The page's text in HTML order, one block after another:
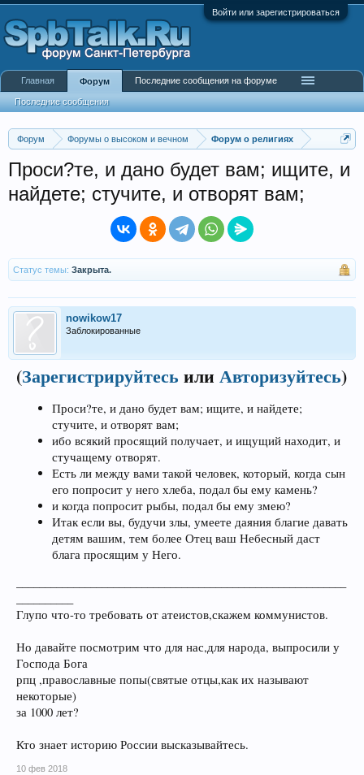
Войти или зарегистрироваться
Форум Форумы о высоком и вечном Форум о религиях
Проси?те, и дано будет вам; ищите, и
найдете; стучите, и отворят вам;
Статус темы: Закрыта.
nowikow17
Заблокированные
(Зарегистрируйтесь или Авторизуйтесь)
Проси?те, и дано будет вам; ищите, и найдете;
стучите, и отворят вам;
ибо всякий просящий получает, и ищущий находит, и
стучащему отворят.
Есть ли между вами такой человек, который, когда сын
его попросит у него хлеба, подал бы ему камень?
и когда попросит рыбы, подал бы ему змею?
Итак если вы, будучи злы, умеете даяния благие давать
детям вашим, тем более Отец ваш Небесный даст
блага просящим у Него.
Глупо что-то требовать от атеистов,скажем коммунистов.
Но давайте посмотрим что для нас,для народа, выпросили у
Господа Бога
рпц ,православные попы(святые отцы,как их называют
некоторые)
за 1000 лет?
Кто знает историю России высказывайтесь.
10 фев 2018
Главная Форум
Последние сообщения
Последние сообщения на форуме